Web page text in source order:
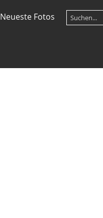
Neueste Fotos